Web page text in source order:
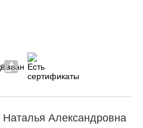
Александровна